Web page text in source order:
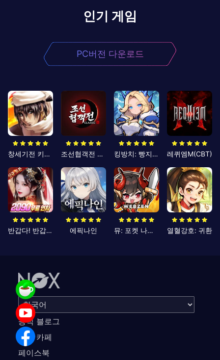
인기 게임
PC버전 다운로드
창세기전 키우기 조선협객전 클래식 킹방치: 빵지의 제왕 레퀴엠M(CBT)
반갑다! 반갑삼국지 에픽나인 뮤: 포켓 나이츠 열혈강호: 귀환
공식 블로그
공식 카페
페이스북